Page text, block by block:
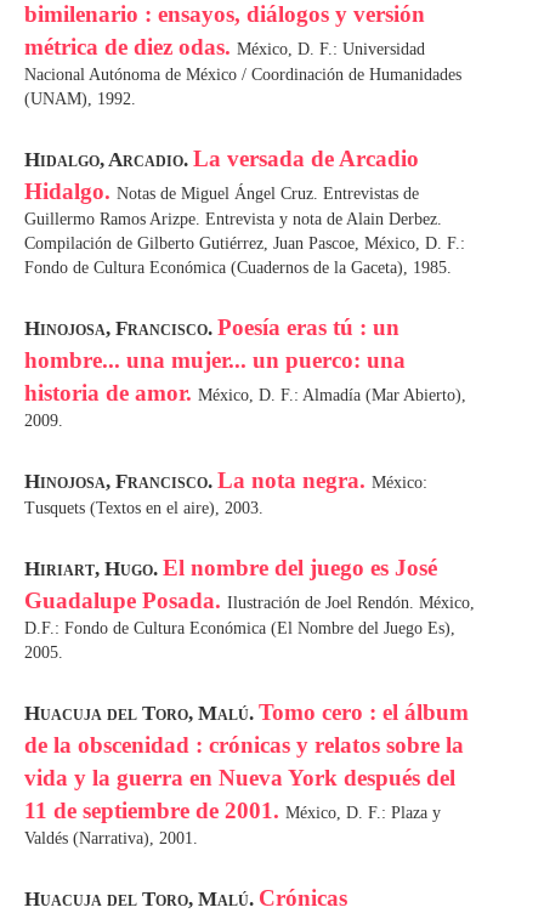
bimilenario : ensayos, diálogos y versión
métrica de diez odas. México, D. F.: Universidad
Nacional Autónoma de México / Coordinación de Humanidades
(UNAM), 1992.
Hidalgo, Arcadio. La versada de Arcadio
Hidalgo. Notas de Miguel Ángel Cruz. Entrevistas de
Guillermo Ramos Arizpe. Entrevista y nota de Alain Derbez.
Compilación de Gilberto Gutiérrez, Juan Pascoe, México, D. F.:
Fondo de Cultura Económica (Cuadernos de la Gaceta), 1985.
Hinojosa, Francisco. Poesía eras tú : un
hombre... una mujer... un puerco: una
historia de amor. México, D. F.: Almadía (Mar Abierto),
2009.
Hinojosa, Francisco. La nota negra. México:
Tusquets (Textos en el aire), 2003.
Hiriart, Hugo. El nombre del juego es José
Guadalupe Posada. Ilustración de Joel Rendón. México,
D.F.: Fondo de Cultura Económica (El Nombre del Juego Es),
2005.
Huacuja del Toro, Malú. Tomo cero : el álbum
de la obscenidad : crónicas y relatos sobre la
vida y la guerra en Nueva York después del
11 de septiembre de 2001. México, D. F.: Plaza y
Valdés (Narrativa), 2001.
Huacuja del Toro, Malú. Crónicas